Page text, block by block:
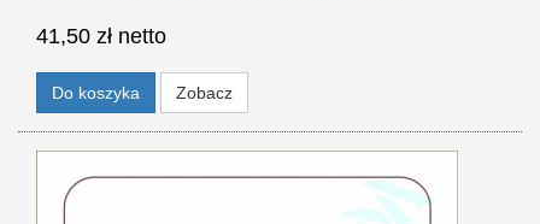
41,50 zł netto
Do koszyka Zobacz